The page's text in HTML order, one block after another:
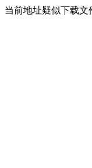
当前地址疑似下载